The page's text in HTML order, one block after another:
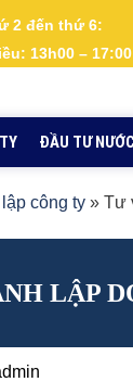
2 đến thứ 6:
13h00 – 17:00
ĐẦU TƯ
công ty » Tư
LẬP